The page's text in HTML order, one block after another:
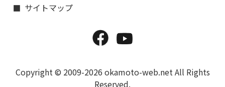
サイトマップ
Copyright © 2009-2026 okamoto-web.net All Rights
Reserved.